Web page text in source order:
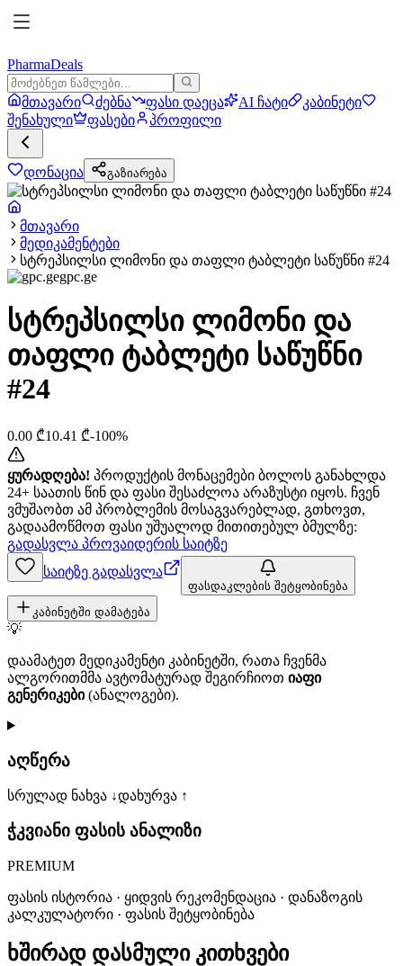
PharmaDeals
მთავარი ძებნა ფასი დაეცა AI ჩატი
კაბინეტი
შენახული
ფასები პროფილი
დონაცია გაზიარება
მთავარი
მედიკამენტები
სტრეპსილსი ლიმონი და თაფლი ტაბლეტი საწუწნი #24
gpc.ge
სტრეპსილსი ლიმონი და
თაფლი ტაბლეტი საწუწნი
#24
0.00 ₾10.41 ₾-100%
ყურადღება! პროდუქტის მონაცემები ბოლოს განახლდა
24+ საათის წინ და ფასი შესაძლოა არაზუსტი იყოს. ჩვენ
ვმუშაობთ ამ პრობლემის მოსაგვარებლად, გთხოვთ,
გადაამოწმოთ ფასი უშუალოდ მითითებულ ბმულზე:
გადასვლა პროვაიდერის საიტზე
საიტზე გადასვლა
ფასდაკლების შეტყობინება
კაბინეტში დამატება
💡
დაამატეთ მედიკამენტი კაბინეტში, რათა ჩვენმა
ალგორითმმა ავტომატურად შეგირჩიოთ იაფი
გენერიკები(ანალოგები).
აღწერა
სრულად ნახვა ↓დახურვა ↑
ჭკვიანი ფასის ანალიზი
PREMIUM
ფასის ისტორია · ყიდვის რეკომენდაცია · დანაზოგის
კალკულატორი · ფასის შეტყობინება
ხშირად დასმული კითხვები